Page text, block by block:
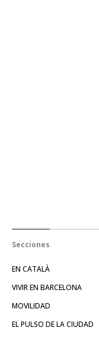
Secciones
EN CATALÀ
VIVIR EN BARCELONA
MOVILIDAD
EL PULSO DE LA CIUDAD